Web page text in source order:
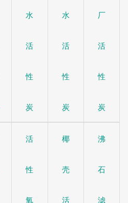
水
活
性
炭
水
活
性
炭
厂
活
性
炭
活
性
氧
椰
壳
活
沸
石
滤